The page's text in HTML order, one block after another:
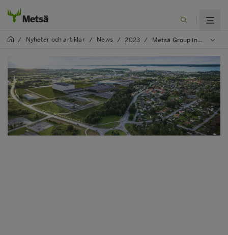
/ Nyheter och artiklar / News / 2023 / Metsä Group investerar i en fossilfri framtid genom att modernisera och bygga ut Metsä Tissues bruk i Mariestad